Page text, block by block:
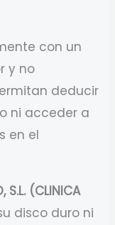
con un
y no
deducir
ni acceder a
en el
S.L. (CLINICA
disco duro ni